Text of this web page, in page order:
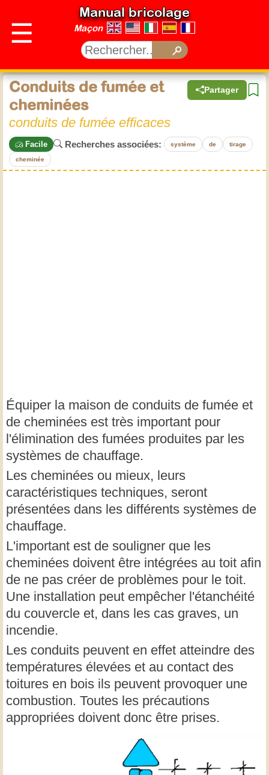
☰
Manual bricolage
Maçon
Partager
Conduits de fumée et
cheminées
conduits de fumée efficaces
Facile Recherches associées: système de tirage
cheminée
Équiper la maison de conduits de fumée et
de cheminées est très important pour
l'élimination des fumées produites par les
systèmes de chauffage.
Les cheminées ou mieux, leurs
caractéristiques techniques, seront
présentées dans les différents systèmes de
chauffage.
L'important est de souligner que les
cheminées doivent être intégrées au toit afin
de ne pas créer de problèmes pour le toit.
Une installation peut empêcher l'étanchéité
du couvercle et, dans les cas graves, un
incendie.
Les conduits peuvent en effet atteindre des
températures élevées et au contact des
toitures en bois ils peuvent provoquer une
combustion. Toutes les précautions
appropriées doivent donc être prises.